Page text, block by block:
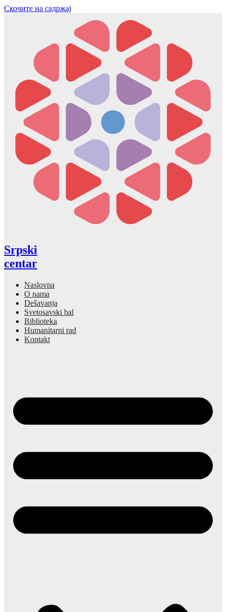
Скочите на садржај
Srpski
centar
Naslovna
O nama
Dešavanja
Svetosavski bal
Biblioteka
Humanitarni rad
Kontakt